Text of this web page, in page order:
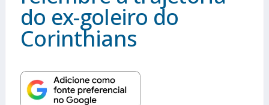
do ex-goleiro do
Corinthians